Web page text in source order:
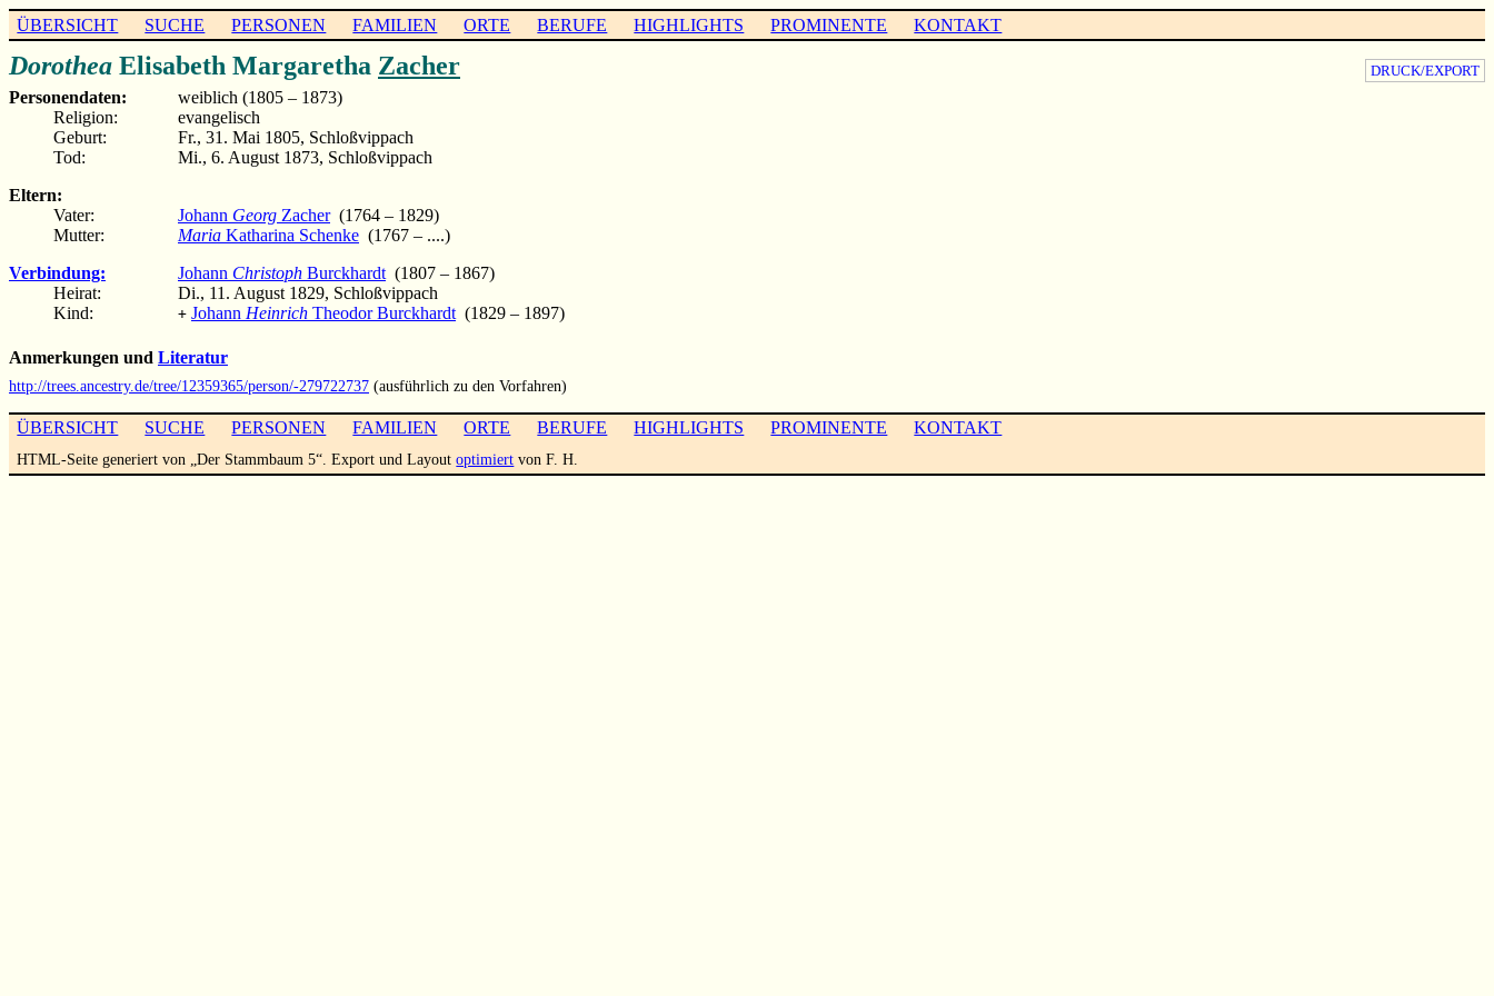
ÜBERSICHT SUCHE PERSONEN FAMILIEN ORTE BERUFE HIGHLIGHTS PROMINENTE KONTAKT
DRUCK/EXPORT
Dorothea Elisabeth Margaretha Zacher
Personendaten:
weiblich (1805 – 1873)
Religion:
evangelisch
Geburt:
Fr., 31. Mai 1805, Schloßvippach
Tod:
Mi., 6. August 1873, Schloßvippach
Eltern:
Vater:
Johann Georg Zacher(1764 – 1829)
Mutter:
Maria Katharina Schenke (1767 – ....)
Verbindung:
Johann Christoph Burckhardt (1807 – 1867)
Heirat:
Di., 11. August 1829, Schloßvippach
Kind:
+ Johann Heinrich Theodor Burckhardt (1829 – 1897)
Anmerkungen und Literatur
http://trees.ancestry.de/tree/12359365/person/-279722737 (ausführlich zu den Vorfahren)
ÜBERSICHT SUCHE PERSONEN FAMILIEN ORTE BERUFE HIGHLIGHTS PROMINENTE KONTAKT
HTML-Seite generiert von „Der Stammbaum 5“. Export und Layoutoptimiert von F. H.